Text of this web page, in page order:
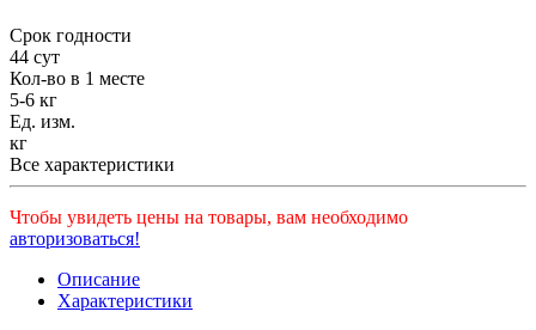
Срок годности
44 сут
Кол-во в 1 месте
5-6 кг
Ед. изм.
кг
Все характеристики
Чтобы увидеть цены на товары, вам необходимо
авторизоваться!
Описание
Характеристики